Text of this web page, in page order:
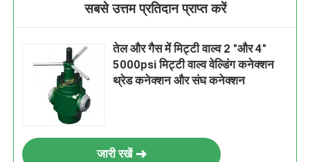
सबसे उत्तम प्रतिदान प्राप्त करें
तेल और गैस में मिट्टी वाल्व 2 "और 4"
5000psi मिट्टी वाल्व वेल्डिंग कनेक्शन
थ्रेड कनेक्शन और संघ कनेक्शन
जारी रखें